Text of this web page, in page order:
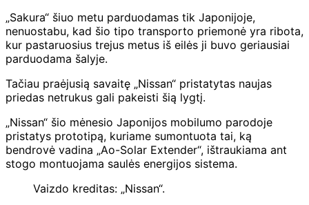
„Sakura“ šiuo metu parduodamas tik Japonijoje,
nenuostabu, kad šio tipo transporto priemonė yra ribota,
kur pastaruosius trejus metus iš eilės ji buvo geriausiai
parduodama šalyje.
Tačiau praėjusią savaitę „Nissan“ pristatytas naujas
priedas netrukus gali pakeisti šią lygtį.
„Nissan“ šio mėnesio Japonijos mobilumo parodoje
pristatys prototipą, kuriame sumontuota tai, ką
bendrovė vadina „Ao-Solar Extender“, ištraukiama ant
stogo montuojama saulės energijos sistema.
Vaizdo kreditas: „Nissan“.